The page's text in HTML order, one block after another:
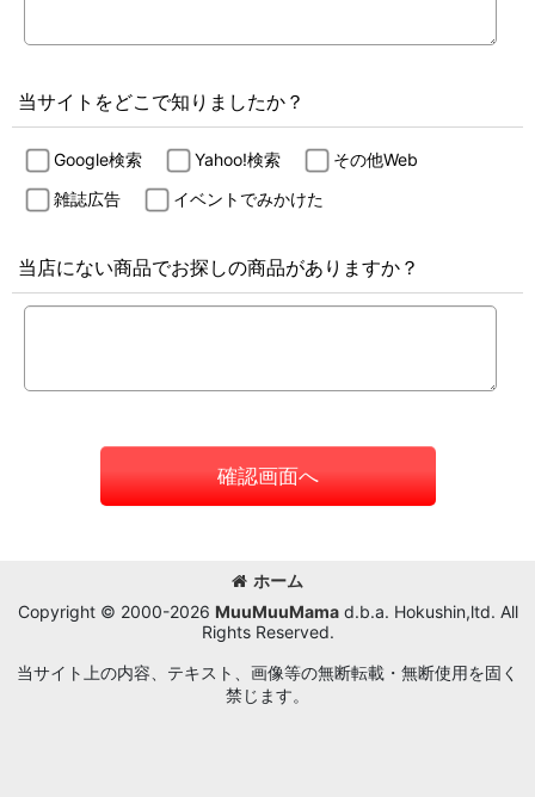
当サイトをどこで知りましたか？
Google検索 Yahoo!検索
その他Web
雑誌広告
イベントでみかけた
当店にない商品でお探しの商品がありますか？
確認画面へ
ホーム
Copyright © 2000-2026 MuuMuuMamad.b.a. Hokushin,ltd. All
Rights Reserved.
当サイト上の内容、テキスト、画像等の無断転載・無断使用を固く
禁じます。